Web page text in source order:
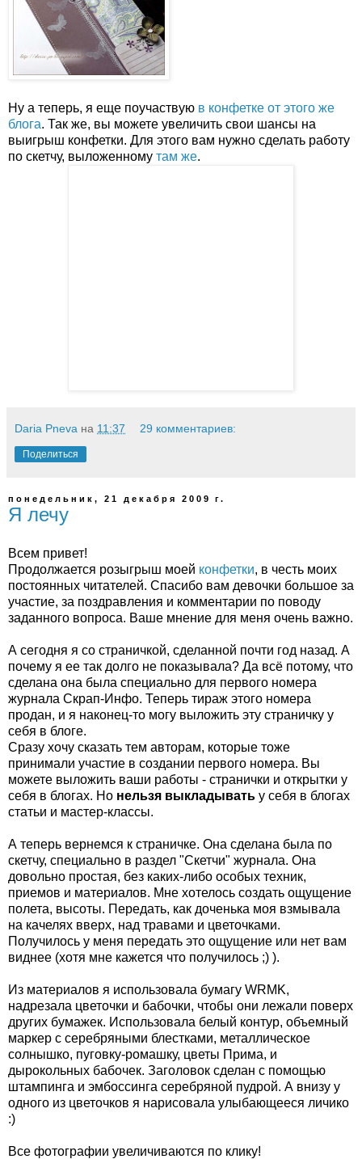
Ну а теперь, я еще поучаствую в конфетке от этого же
блога. Так же, вы можете увеличить свои шансы на
выигрыш конфетки. Для этого вам нужно сделать работу
по скетчу, выложенному там же.
Daria Pneva на 11:37 29 комментариев:
Поделиться
понедельник, 21 декабря 2009 г.
Я лечу
Всем привет!
Продолжается розыгрыш моей конфетки, в честь моих
постоянных читателей. Спасибо вам девочки большое за
участие, за поздравления и комментарии по поводу
заданного вопроса. Ваше мнение для меня очень важно.
А сегодня я со страничкой, сделанной почти год назад. А
почему я ее так долго не показывала? Да всё потому, что
сделана она была специально для первого номера
журнала Скрап-Инфо. Теперь тираж этого номера
продан, и я наконец-то могу выложить эту страничку у
себя в блоге.
Сразу хочу сказать тем авторам, которые тоже
принимали участие в создании первого номера. Вы
можете выложить ваши работы - странички и открытки у
себя в блогах. Но нельзя выкладывать у себя в блогах
статьи и мастер-классы.
А теперь вернемся к страничке. Она сделана была по
скетчу, специально в раздел "Скетчи" журнала. Она
довольно простая, без каких-либо особых техник,
приемов и материалов. Мне хотелось создать ощущение
полета, высоты. Передать, как доченька моя взмывала
на качелях вверх, над травами и цветочками.
Получилось у меня передать это ощущение или нет вам
виднее (хотя мне кажется что получилось ;) ).
Из материалов я использовала бумагу WRMK,
надрезала цветочки и бабочки, чтобы они лежали поверх
других бумажек. Использовала белый контур, объемный
маркер с серебряными блестками, металлическое
солнышко, пуговку-ромашку, цветы Прима, и
дырокольных бабочек. Заголовок сделан с помощью
штампинга и эмбоссинга серебряной пудрой. А внизу у
одного из цветочков я нарисовала улыбающееся личико
:)
Все фотографии увеличиваются по клику!